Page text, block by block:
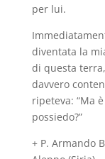
per lui.
diventata la
di questa
davvero
ripeteva: “Ma
possiedo?”
+ P. Armando